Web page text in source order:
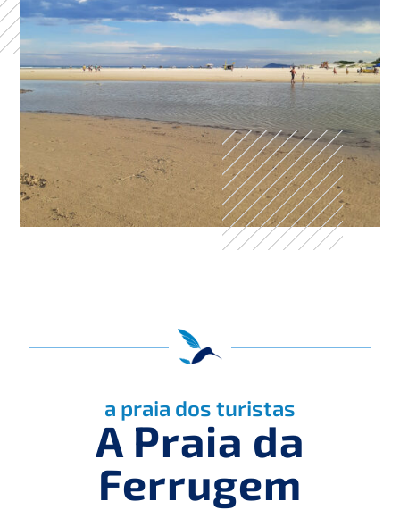
a praia dos turistas
A Praia da
Ferrugem